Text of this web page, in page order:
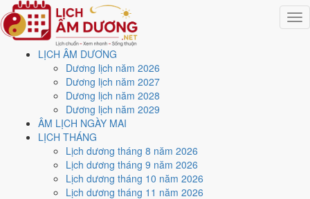
LỊCH ÂM DƯƠNG
Dương lịch năm 2026
Dương lịch năm 2027
Dương lịch năm 2028
Dương lịch năm 2029
ÂM LỊCH NGÀY MAI
LỊCH THÁNG
Lịch dương tháng 8 năm 2026
Lịch dương tháng 9 năm 2026
Lịch dương tháng 10 năm 2026
Lịch dương tháng 11 năm 2026
Trang chủ
Lịch năm 1969
Tháng 8/1969
Ngày 21/8/1969 (Mậu Thìn)
Xem ngày21/8/1969
lịch - Ngày 9/7 âm lịch (Mậu